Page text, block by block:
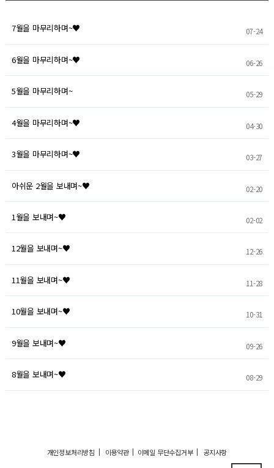
7월을 마무리하며~♥ 07-24
6월을 마무리하며~♥ 06-26
5월을 마무리하며~ 05-29
4월을 마무리하며~♥ 04-30
3월을 마무리하며~♥ 03-27
아쉬운 2월을 보내며~♥ 02-20
1월을 보내며~♥ 02-02
12월을 보내며~♥ 12-26
11월을 보내며~♥ 11-28
10월을 보내며~♥ 10-31
9월을 보내며~♥ 09-26
8월을 보내며~♥ 08-29
개인정보처리방침 | 이용약관| 이메일 무단수집거부| 공지사항